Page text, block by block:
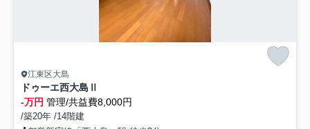
江東区大島
ドゥーエ西大島Ⅱ
-万円 管理/共益費8,000円
/築20年 /14階建